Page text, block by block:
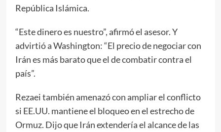
República Islámica.
“Este dinero es nuestro”, afirmó el asesor. Y
advirtió a Washington: “El precio de negociar con
Irán es más barato que el de combatir contra el
país”.
Rezaei también amenazó con ampliar el conflicto
si EE.UU. mantiene el bloqueo en el estrecho de
Ormuz. Dijo que Irán extendería el alcance de las